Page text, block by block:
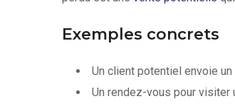
Exemples concrets
Un client potentiel envoie
Un rendez-vous pour visiter